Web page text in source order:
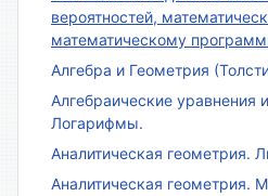
вероятностей,
математическому
Алгебра и Геометрия
Алгебраические уравнения
Логарифмы.
Аналитическая геометрия.
Аналитическая геометрия.